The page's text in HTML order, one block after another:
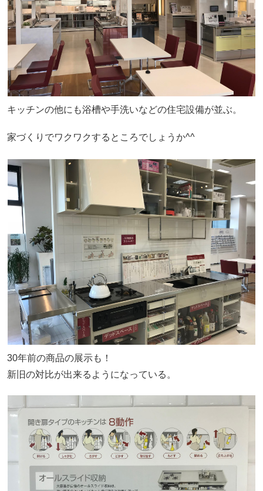
キッチンの他にも浴槽や手洗いなどの住宅設備が並ぶ。
家づくりでワクワクするところでしょうか^^
30年前の商品の展示も！
新旧の対比が出来るようになっている。